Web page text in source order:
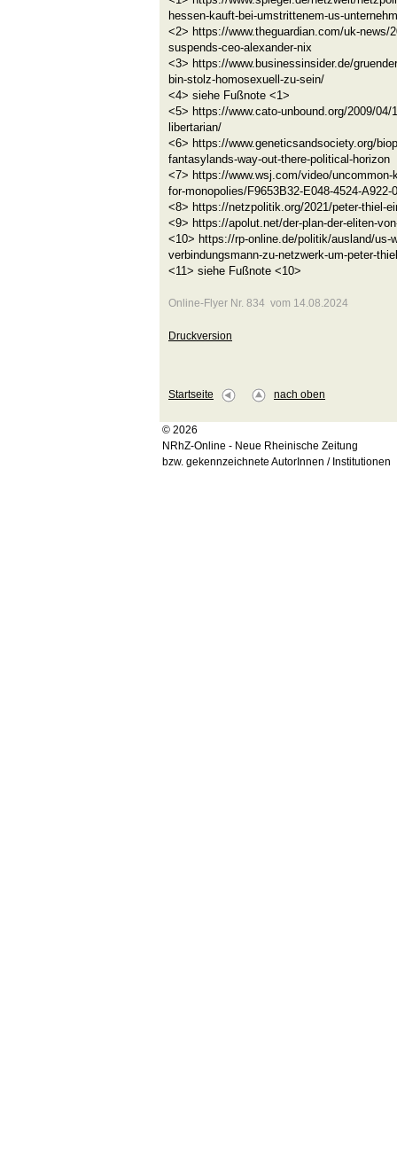
hessen-kauft-bei-umstrittenem-us-
<2> https://www.theguardian.com/uk-news/
suspends-ceo-alexander-nix
<3> https://www.businessinsider.de/
bin-stolz-homosexuell-zu-sein/
<4> siehe Fußnote <1>
<5> https://www.cato-unbound.org/2009/04/
libertarian/
<6> https://www.geneticsandsociety.org/
fantasylands-way-out-there-political-horizon
<7> https://www.wsj.com/video/uncommon-
for-monopolies/F9653B32-E048-4524-A922-
<8> https://netzpolitik.org/2021/peter-thiel-
<9> https://apolut.net/der-plan-der-eliten-
<10> https://rp-online.de/politik/ausland/us-
verbindungsmann-zu-netzwerk-um-peter-
<11> siehe Fußnote <10>
Online-Flyer Nr. 834 vom 14.08.2024
Druckversion
Startseite nach oben
© 2026
NRhZ-Online - Neue Rheinische Zeitung
bzw. gekennzeichnete AutorInnen / Institutionen